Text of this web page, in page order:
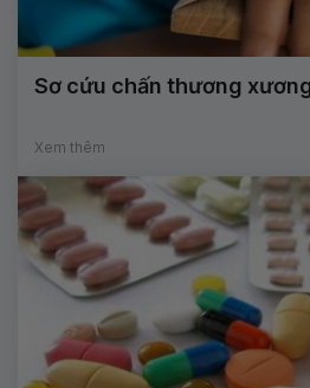
Sơ cứu chấn thương
Xem thêm